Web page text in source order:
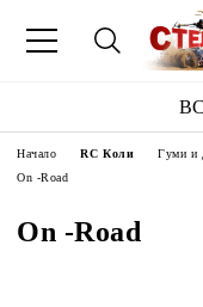
Начало RC Коли
Гуми и
On -Road
On -Road